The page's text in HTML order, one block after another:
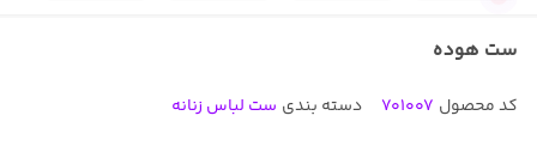
ست هوده
کد محصول 701007 دسته بندی ست لباس زنانه